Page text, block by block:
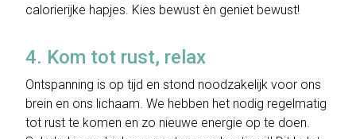
calorierijke hapjes. Kies bewust èn geniet bewust!
4. Kom tot rust, relax
Ontspanning is op tijd en stond noodzakelijk voor ons
brein en ons lichaam. We hebben het nodig regelmatig
tot rust te komen en zo nieuwe energie op te doen.